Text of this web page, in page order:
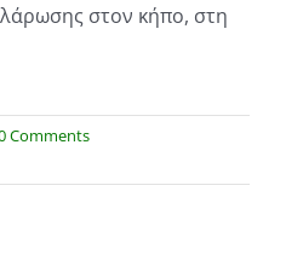
στον κήπο, στη
Comments